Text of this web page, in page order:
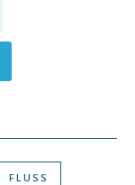
FLUSS